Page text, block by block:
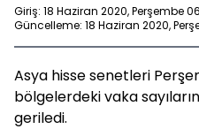
Giriş: 18 Haziran 2020, Perşembe
Güncelleme: 18 Haziran 2020,
Asya hisse senetleri
bölgelerdeki vaka
geriledi.